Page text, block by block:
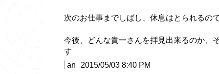
次のお仕事までしばし、休息はとられるの
今後、どんな貴一さんを拝見出来るのか、
す
an
2015/05/03 8:40 PM